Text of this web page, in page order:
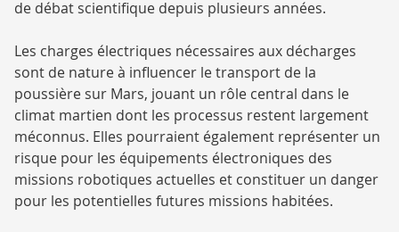
de débat scientifique depuis plusieurs années.
Les charges électriques nécessaires aux décharges
sont de nature à influencer le transport de la
poussière sur Mars, jouant un rôle central dans le
climat martien dont les processus restent largement
méconnus. Elles pourraient également représenter un
risque pour les équipements électroniques des
missions robotiques actuelles et constituer un danger
pour les potentielles futures missions habitées.